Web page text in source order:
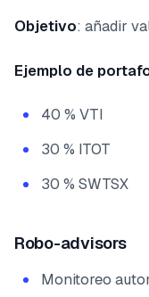
Objetivo: añadir
Ejemplo de
40 % VTI
30 % ITOT
30 % SWTSX
Robo-advisors
Monitoreo